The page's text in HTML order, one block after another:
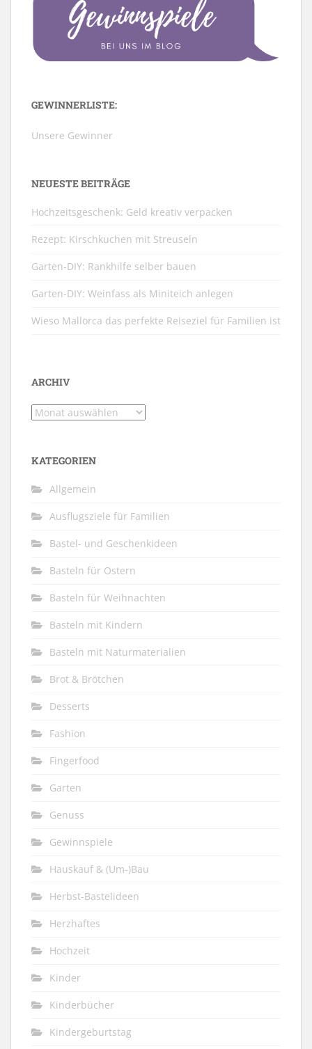
GEWINNERLISTE:
Unsere Gewinner
NEUESTE BEITRÄGE
Hochzeitsgeschenk: Geld kreativ verpacken
Rezept: Kirschkuchen mit Streuseln
Garten-DIY: Rankhilfe selber bauen
Garten-DIY: Weinfass als Miniteich anlegen
Wieso Mallorca das perfekte Reiseziel für Familien ist
ARCHIV
Archiv
KATEGORIEN
Allgemein
Ausflugsziele für Familien
Bastel- und Geschenkideen
Basteln für Ostern
Basteln für Weihnachten
Basteln mit Kindern
Basteln mit Naturmaterialien
Brot & Brötchen
Desserts
Fashion
Fingerfood
Garten
Genuss
Gewinnspiele
Hauskauf & (Um-)Bau
Herbst-Bastelideen
Herzhaftes
Hochzeit
Kinder
Kinderbücher
Kindergeburtstag